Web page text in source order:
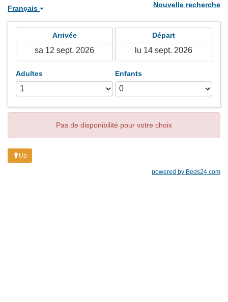
Français Nouvelle recherche
Arrivée Départ
Adultes Enfants
Pas de disponibilité pour votre choix
Up
powered by Beds24.com